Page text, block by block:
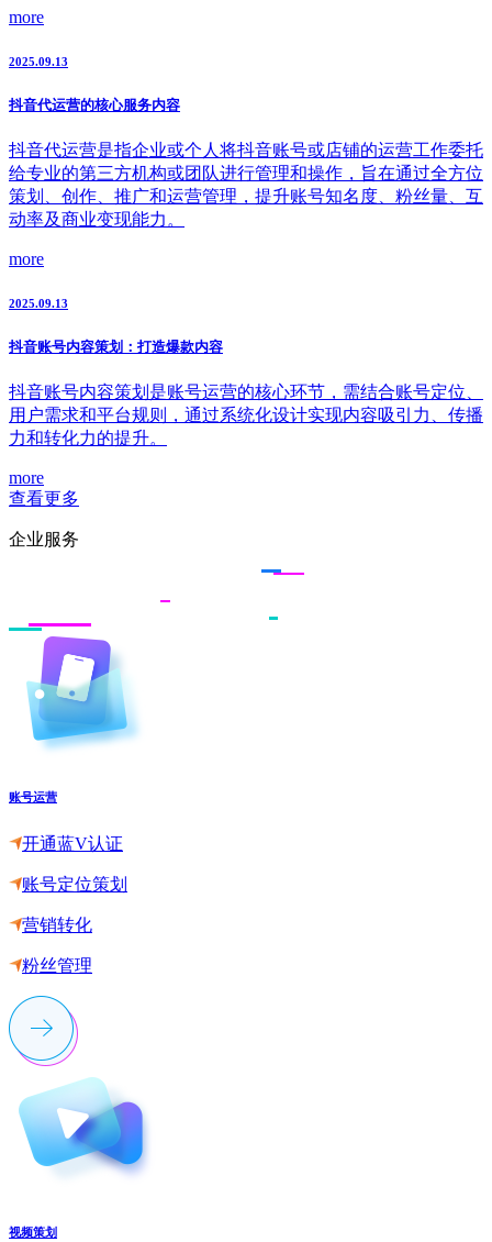
more
2025.09.13
抖音代运营的核心服务内容
抖音代运营是指企业或个人将抖音账号或店铺的运营工作委托
给专业的第三方机构或团队进行管理和操作，旨在通过全方位
策划、创作、推广和运营管理，提升账号知名度、粉丝量、互
动率及商业变现能力。
more
2025.09.13
抖音账号内容策划：打造爆款内容
抖音账号内容策划是账号运营的核心环节，需结合账号定位、
用户需求和平台规则，通过系统化设计实现内容吸引力、传播
力和转化力的提升。
more
查看更多
企业服务
账号运营
开通蓝V认证
账号定位策划
营销转化
粉丝管理
视频策划